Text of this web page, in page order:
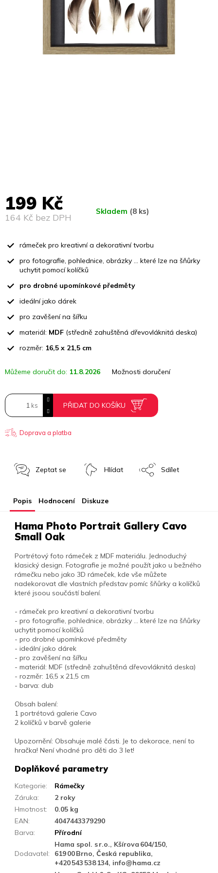
199 Kč
164 Kč bez DPH
cena:
Skladem (8 ks)
Můžeme doručit do: 11.8.2026 Možnosti doručení
PŘIDAT DO KOŠÍKU
rámeček pro kreativní a dekorativní tvorbu
pro fotografie, pohlednice, obrázky … které lze na šňůrky
uchytit pomocí kolíčků
pro drobné upomínkové předměty
ideální jako dárek
pro zavěšení na šířku
materiál: MDF (středně zahuštěná dřevovláknitá deska)
rozměr: 16,5 x 21,5 cm
Doprava a platba
Zeptat se Hlídat Sdílet
Popis Hodnocení Diskuze
Hama Photo Portrait Gallery Cavo
Small Oak
Portrétový foto rámeček z MDF materiálu. Jednoduchý
klasický design. Fotografie je možné použít jako u bežného
rámečku nebo jako 3D rámeček, kde vše můžete
nadekorovat dle vlastních představ pomíc šňůrky a kolíčků
které jsoou součástí balení.
- rámeček pro kreativní a dekorativní tvorbu
- pro fotografie, pohlednice, obrázky … které lze na šňůrky
uchytit pomocí kolíčků
- pro drobné upomínkové předměty
- ideální jako dárek
- pro zavěšení na šířku
- materiál: MDF (středně zahuštěná dřevovláknitá deska)
- rozměr: 16,5 x 21,5 cm
- barva: dub
Obsah balení:
1 portrétová galerie Cavo
2 kolíčků v barvě galerie
Upozornění: Obsahuje malé části. Je to dekorace, není to
hračka! Není vhodné pro děti do 3 let!
Doplňkové parametry
Kategorie:
Rámečky
Záruka:
2 roky
Hmotnost:
0.05 kg
EAN:
4047443379290
Barva: Přírodní
Dodavatel:
Hama spol. s r.o., Kšírova 604/150,
619 00 Brno, Česká republika,
+420 543 538 134, info@hama.cz